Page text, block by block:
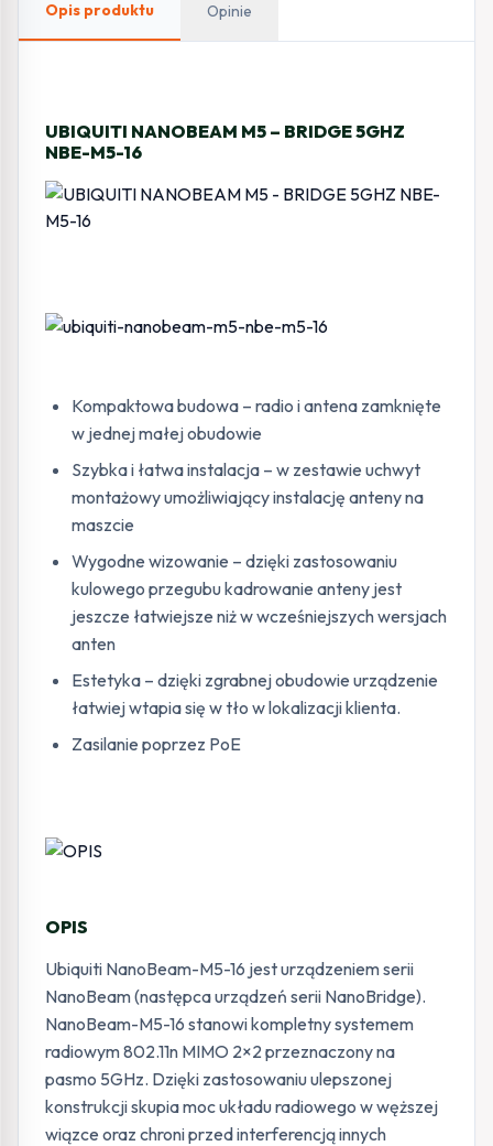
Opis produktu Opinie
UBIQUITI NANOBEAM M5 – BRIDGE 5GHZ
NBE-M5-16
Kompaktowa budowa – radio i antena zamknięte
w jednej małej obudowie
Szybka i łatwa instalacja – w zestawie uchwyt
montażowy umożliwiający instalację anteny na
maszcie
Wygodne wizowanie – dzięki zastosowaniu
kulowego przegubu kadrowanie anteny jest
jeszcze łatwiejsze niż w wcześniejszych wersjach
anten
Estetyka – dzięki zgrabnej obudowie urządzenie
łatwiej wtapia się w tło w lokalizacji klienta.
Zasilanie poprzez PoE
OPIS
Ubiquiti NanoBeam-M5-16 jest urządzeniem serii
NanoBeam (następca urządzeń serii NanoBridge).
NanoBeam-M5-16 stanowi kompletny systemem
radiowym 802.11n MIMO 2×2 przeznaczony na
pasmo 5GHz. Dzięki zastosowaniu ulepszonej
konstrukcji skupia moc układu radiowego w węższej
wiązce oraz chroni przed interferencją innych